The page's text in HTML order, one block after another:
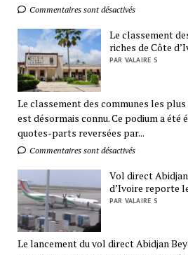
Commentaires sont désactivés
Le classement
riches de Côte
PAR VALAIRE S
Le classement des communes les plus
est désormais connu. Ce podium a été
quotes-parts reversées par...
Commentaires sont désactivés
Vol direct
d’Ivoire reporte
PAR VALAIRE S
Le lancement du vol direct Abidjan